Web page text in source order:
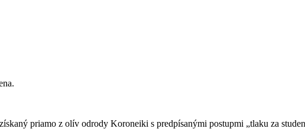
priamo z olív odrody Koroneiki s predpísanými postupmi „tlaku za